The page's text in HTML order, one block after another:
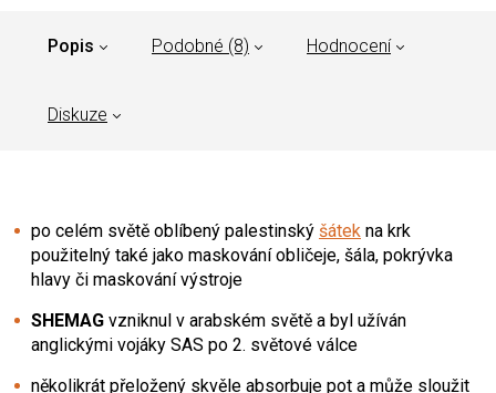
Popis Podobné (8) Hodnocení
Diskuze
po celém světě oblíbený palestinský šátek na krk
použitelný také jako maskování obličeje, šála, pokrývka
hlavy či maskování výstroje
SHEMAG vzniknul v arabském světě a byl užíván
anglickými vojáky SAS po 2. světové válce
několikrát přeložený skvěle absorbuje pot a může sloužit